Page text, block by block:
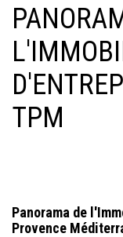
TPM
Panorama de
Provence